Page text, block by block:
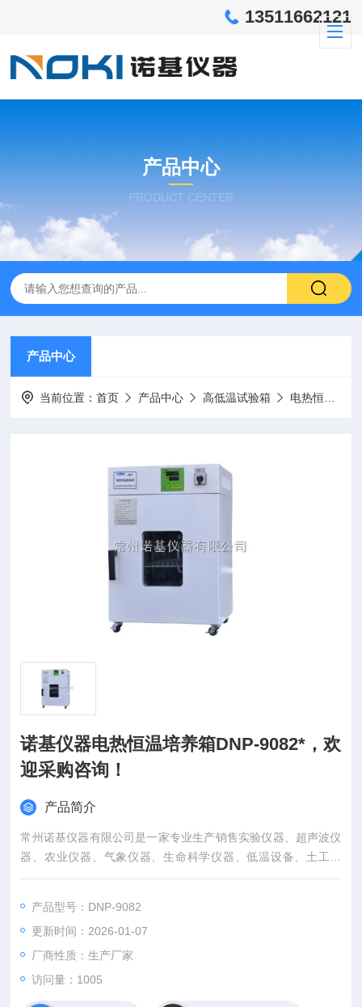
13511662121
产品中心
PRODUCT CENTER
产品中心
当前位置：首页 产品中心 高低温试验箱 电热恒温培养箱
诺基仪器电热恒温培养箱DNP-9082*，欢
迎采购咨询！
产品简介
常州诺基仪器有限公司是一家专业生产销售实验仪器、超声波仪
器、农业仪器、气象仪器、生命科学仪器、低温设备、土工仪
器、公路仪器、建材仪器、无损检测仪器、分析仪器、测绘仪器
机），气浴振荡器，水浴恒温振荡器,低温恒温槽/低温恒温水槽
，冷光源植物气候箱,人工气候箱,恒温油槽/油浴锅 ，恒温水槽/
电热恒温水槽 ，隔水式培养箱，干燥箱 ，冷却水循环机
产品型号：DNP-9082
更新时间：2026-01-07
厂商性质：生产厂家
访问量：1005